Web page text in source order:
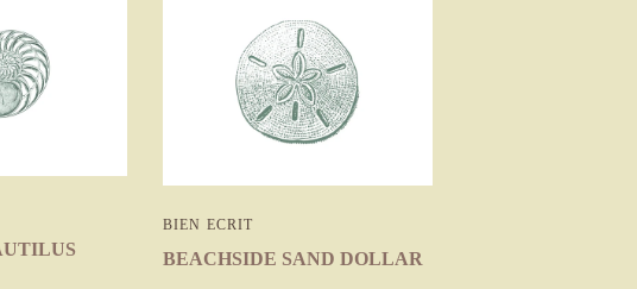
BIEN ECRIT
BEACHSIDE SAND DOLLAR